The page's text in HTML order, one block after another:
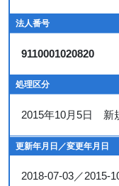
法人番号
9110001020820
処理区分
2015年10月5日 新
更新年月日／変更年月日
2018-07-03／2015-